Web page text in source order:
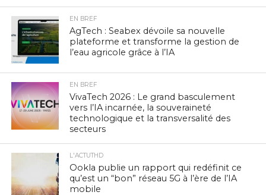
EN BREF
AgTech : Seabex dévoile sa nouvelle
plateforme et transforme la gestion de
l’eau agricole grâce à l’IA
EN BREF
VivaTech 2026 : Le grand basculement
vers l’IA incarnée, la souveraineté
technologique et la transversalité des
secteurs
L'ACTUTHD
Ookla publie un rapport qui redéfinit ce
qu’est un “bon” réseau 5G à l’ère de l’IA
mobile